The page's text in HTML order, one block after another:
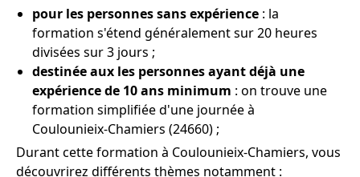
pour les personnes sans expérience : la
formation s'étend généralement sur 20 heures
divisées sur 3 jours ;
destinée aux les personnes ayant déjà une
expérience de 10 ans minimum : on trouve une
formation simplifiée d'une journée à
Coulounieix-Chamiers (24660) ;
Durant cette formation à Coulounieix-Chamiers, vous
découvrirez différents thèmes notamment :